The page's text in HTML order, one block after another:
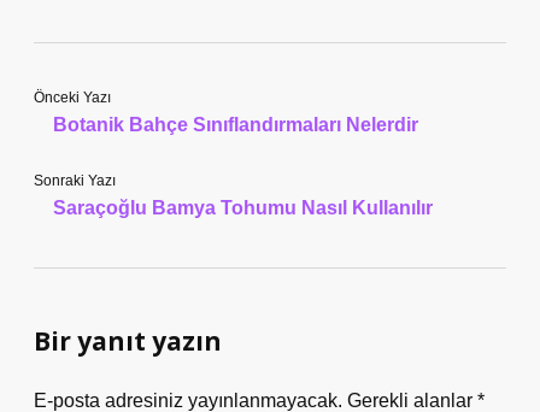
Önceki Yazı
Botanik Bahçe Sınıflandırmaları Nelerdir
Sonraki Yazı
Saraçoğlu Bamya Tohumu Nasıl Kullanılır
Bir yanıt yazın
E-posta adresiniz yayınlanmayacak. Gerekli alanlar *